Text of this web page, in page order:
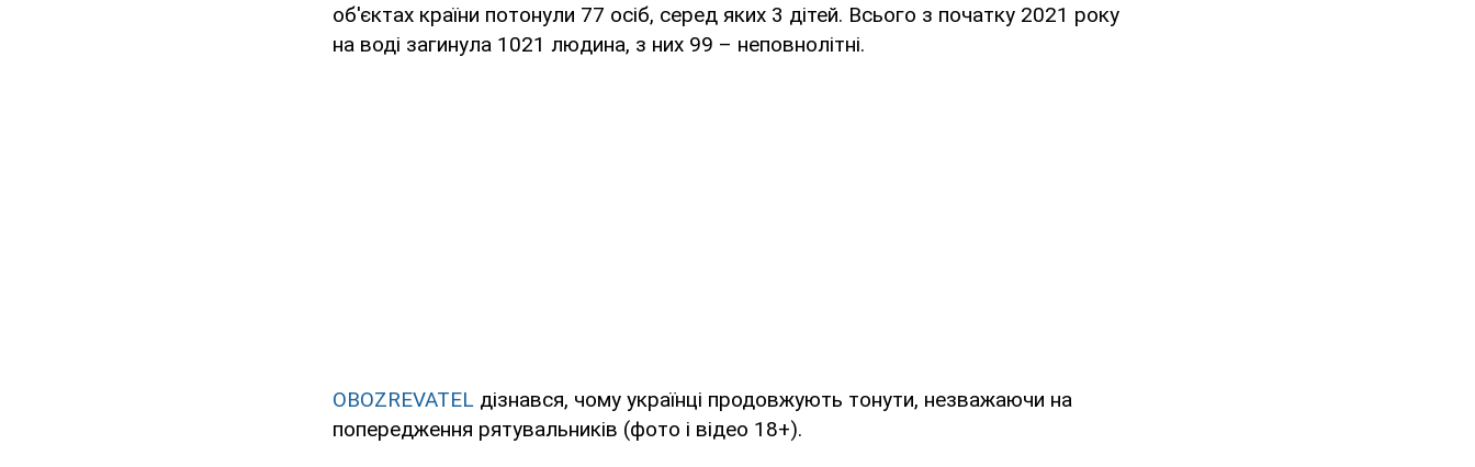
об'єктах країни потонули 77 осіб, серед яких 3 дітей. Всього з початку 2021 року
на воді загинула 1021 людина, з них 99 – неповнолітні.
OBOZREVATEL дізнався, чому українці продовжують тонути, незважаючи на
попередження рятувальників (фото і відео 18+).